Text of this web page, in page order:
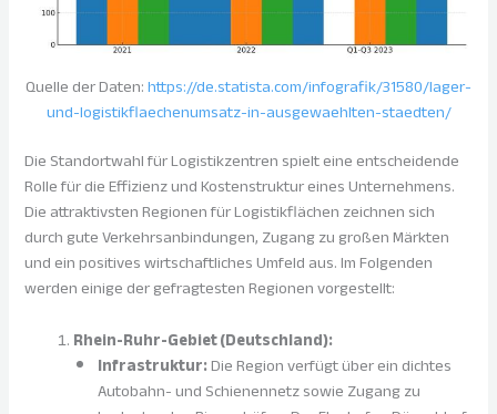
Quelle der Daten:https://de.statista.com/infografik/31580/lager-
und-logistikflaechenumsatz-in-ausgewaehlten-staedten/
Die Standortwahl für Logistikzentren spielt eine entscheidende
Rolle für die Effizienz und Kostenstruktur eines Unternehmens.
Die attraktivsten Regionen für Logistikflächen zeichnen sich
durch gute Verkehrsanbindungen, Zugang zu großen Märkten
und ein positives wirtschaftliches Umfeld aus. Im Folgenden
werden einige der gefragtesten Regionen vorgestellt:
Rhein-Ruhr-Gebiet (Deutschland):
Infrastruktur:Die Region verfügt über ein dichtes
Autobahn- und Schienennetz sowie Zugang zu